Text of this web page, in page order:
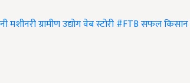
मशीनरीग्रामीण उद्योगवेब स्टोरी#FTBसफल किसान